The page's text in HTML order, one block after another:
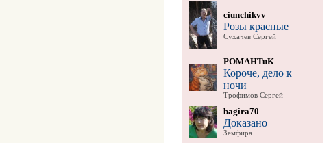
ciunchikvv
Розы красные
Сухачев Сергей
POMAHTuK
Короче, дело к
ночи
Трофимов Сергей
bagira70
Доказано
Земфира